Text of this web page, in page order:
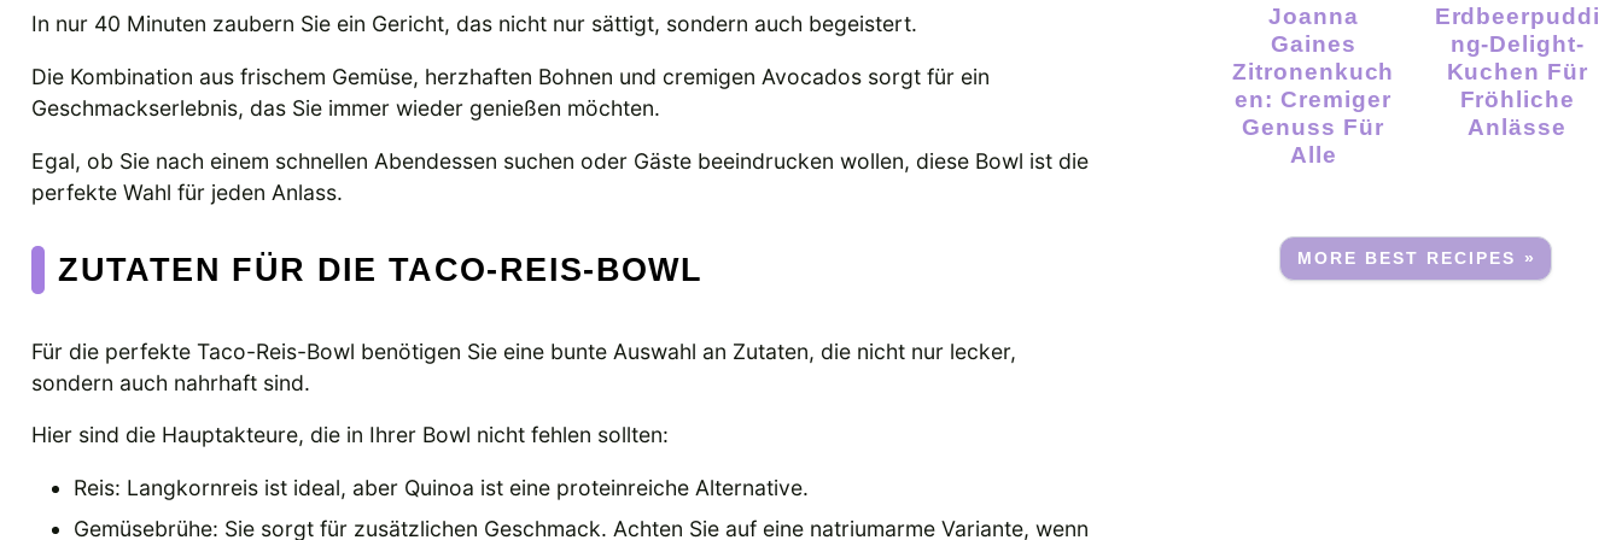
In nur 40 Minuten zaubern Sie ein Gericht, das nicht nur sättigt, sondern auch begeistert.
Die Kombination aus frischem Gemüse, herzhaften Bohnen und cremigen Avocados sorgt für ein
Geschmackserlebnis, das Sie immer wieder genießen möchten.
Egal, ob Sie nach einem schnellen Abendessen suchen oder Gäste beeindrucken wollen, diese Bowl ist die
perfekte Wahl für jeden Anlass.
ZUTATEN FÜR DIE TACO-REIS-BOWL
Für die perfekte Taco-Reis-Bowl benötigen Sie eine bunte Auswahl an Zutaten, die nicht nur lecker,
sondern auch nahrhaft sind.
Hier sind die Hauptakteure, die in Ihrer Bowl nicht fehlen sollten:
Reis: Langkornreis ist ideal, aber Quinoa ist eine proteinreiche Alternative.
Gemüsebrühe: Sie sorgt für zusätzlichen Geschmack. Achten Sie auf eine natriumarme Variante, wenn
Joanna
Gaines
Zitronenkuch
En: Cremiger
Genuss Für
Alle
Erdbeerpuddi
Ng-Delight-
Kuchen Für
Fröhliche
Anlässe
MORE BEST RECIPES »